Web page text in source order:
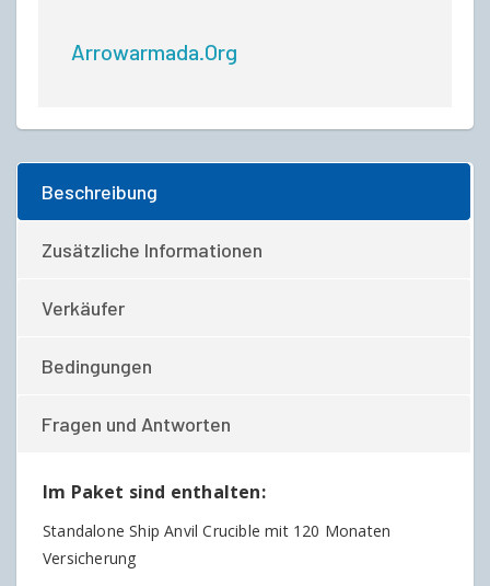
Arrowarmada.org
Beschreibung
Zusätzliche Informationen
Verkäufer
Bedingungen
Fragen und Antworten
Im Paket sind enthalten:
Standalone Ship Anvil Crucible mit 120 Monaten
Versicherung